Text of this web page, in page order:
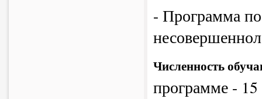
- Программа
Численность
программе - 15